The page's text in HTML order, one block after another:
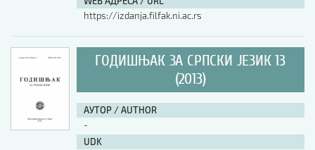
https://izdanja.filfak.ni.ac.rs
ГОДИШЊАК ЗА СРПСКИ ЈЕЗИК 13
(2013)
АУТОР / AUTHOR
-
UDK